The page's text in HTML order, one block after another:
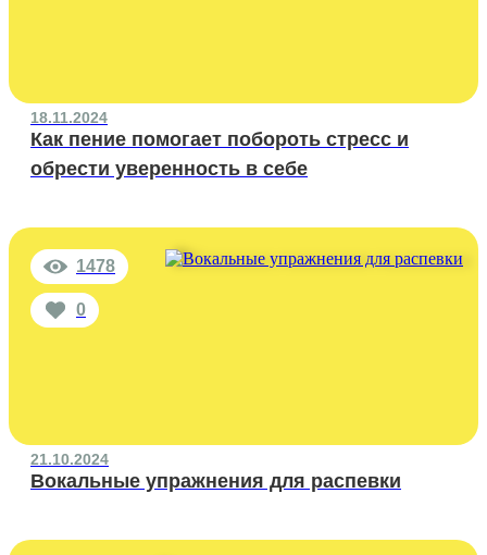
18.11.2024
Как пение помогает побороть стресс и
обрести уверенность в себе
1478
0
21.10.2024
Вокальные упражнения для распевки